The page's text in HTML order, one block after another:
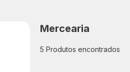
Mercearia
5 Produtos encontrados